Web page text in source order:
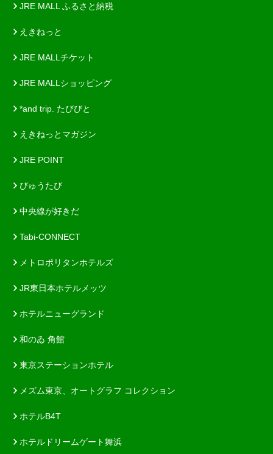
JRE MALL ふるさと納税
えきねっと
JRE MALLチケット
JRE MALLショッピング
*and trip. たびびと
えきねっとマガジン
JRE POINT
びゅうたび
中央線が好きだ
Tabi-CONNECT
メトロポリタンホテルズ
JR東日本ホテルメッツ
ホテルニューグランド
和のゐ 角館
東京ステーションホテル
メズム東京、オートグラフ コレクション
ホテルB4T
ホテルドリームゲート舞浜